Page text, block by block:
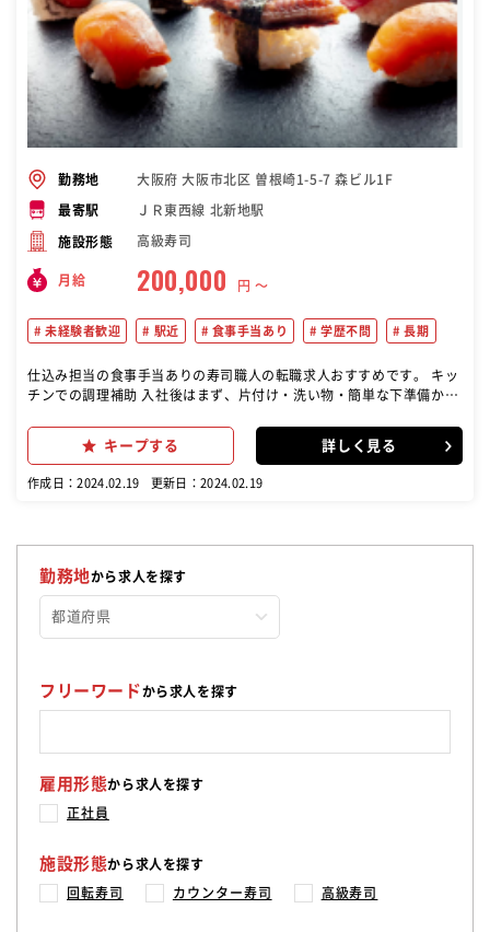
勤務地 大阪府 大阪市北区 曽根崎1-5-7 森ビル1F
最寄駅 ＪＲ東西線 北新地駅
施設形態 高級寿司
月給 200,000 円 〜
未経験者歓迎 駅近 食事手当あり 学歴不問 長期
仕込み担当の食事手当ありの寿司職人の転職求人おすすめです。 キッ
チンでの調理補助 入社後はまず、片付け・洗い物・簡単な下準備から
き、食材の目利きの仕方や現場の空気に合わせた立ち回り方など、鮨
を握るまでに様々なことを勉強していただきます。シンプルな料理だ
だ技術が必要とされるお仕事です。全くの未経験でも、人情味溢れる
キープする 詳しく見る
作成日：2024.02.19 更新日：2024.02.19
勤務地から求人を探す
フリーワードから求人を探す
雇用形態から求人を探す
正社員
施設形態から求人を探す
回転寿司 カウンター寿司 高級寿司